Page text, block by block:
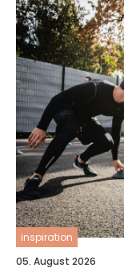
inspiration
05. August 2026